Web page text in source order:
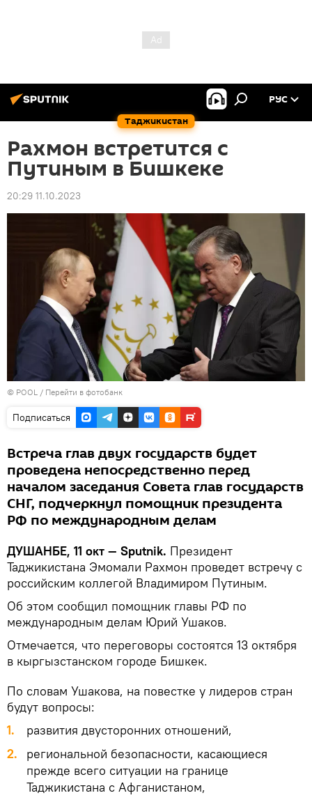
Таджикистан
РУС
Рахмон встретится с
Путиным в Бишкеке
20:29 11.10.2023
© POOL / Перейти в фотобанк
Подписаться
Встреча глав двух государств будет
проведена непосредственно перед
началом заседания Совета глав государств
СНГ, подчеркнул помощник президента
РФ по международным делам
ДУШАНБЕ, 11 окт — Sputnik. Президент
Таджикистана Эмомали Рахмон проведет встречу с
российским коллегой Владимиром Путиным.
Об этом сообщил помощник главы РФ по
международным делам Юрий Ушаков.
Отмечается, что переговоры состоятся 13 октября
в кыргызстанском городе Бишкек.
По словам Ушакова, на повестке у лидеров стран
будут вопросы:
1.
развития двусторонних отношений,
2.
региональной безопасности, касающиеся
прежде всего ситуации на границе
Таджикистана с Афганистаном,